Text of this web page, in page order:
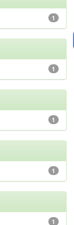
1
1
1
1
1